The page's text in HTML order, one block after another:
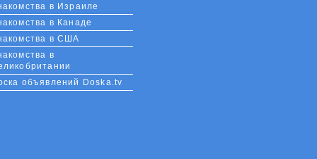
в Израиле
в Канаде
в США
в
объявлений Doska.tv